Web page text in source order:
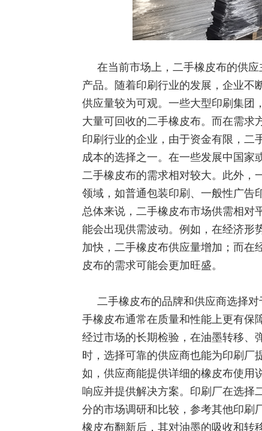
在当前市场上，二手橡皮布的供
产品。随着印刷行业的发展，企业不
供应量较为可观。一些大型印刷集团
大量可回收的二手橡皮布。而在需求
印刷行业的企业，由于资金有限，二
成本的选择之一。在一些发展中国家
二手橡皮布的需求相对较大。此外，
领域，如普通包装印刷、一般性广告
总体来说，二手橡皮布市场供需相对
能会出现供需波动。例如，在经济形
加快，二手橡皮布供应量增加；而在
皮布的需求可能会更加旺盛。
二手橡皮布的品牌和供应商选择
手橡皮布通常在质量和性能上更有保
经过市场的长期检验，在油墨转移、
时，选择可靠的供应商也能为印刷厂
如，供应商能提供详细的橡皮布使用
响应并提供解决方案。印刷厂在选择
分的市场调研和比较，参考其他印刷
橡皮布翻新后，其对油墨的吸收和转